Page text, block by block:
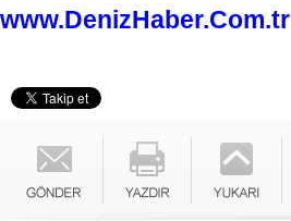
www.DenizHaber.Com.tr